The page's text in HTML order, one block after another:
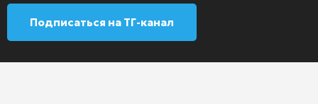
Подписаться на ТГ-канал